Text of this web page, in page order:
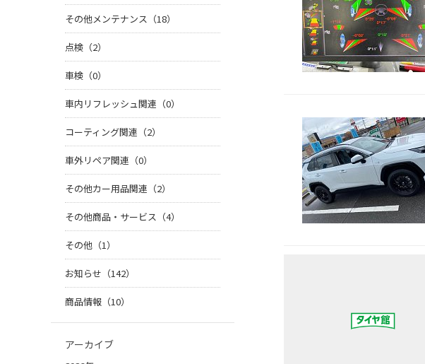
その他メンテナンス（18）
点検（2）
車検（0）
車内リフレッシュ関連（0）
コーティング関連（2）
車外リペア関連（0）
その他カー用品関連（2）
その他商品・サービス（4）
その他（1）
お知らせ（142）
商品情報（10）
アーカイブ